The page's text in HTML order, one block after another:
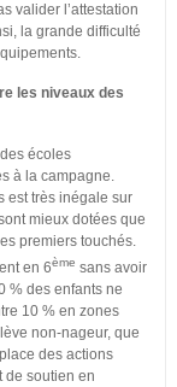
valider l’attestation
la grande difficulté
les niveaux des
écoles
à la campagne.
est très inégale sur
mieux dotées que
premiers touchés.
en 6ème sans avoir
% des enfants ne
10 % en zones
non-nageur, que
des actions
de soutien en